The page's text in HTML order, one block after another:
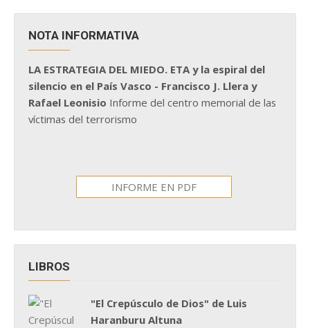
NOTA INFORMATIVA
LA ESTRATEGIA DEL MIEDO. ETA y la espiral del
silencio en el País Vasco - Francisco J. Llera y
Rafael Leonisio Informe del centro memorial de las
víctimas del terrorismo
INFORME EN PDF
LIBROS
"El Crepúsculo de Dios" de Luis
Haranburu Altuna